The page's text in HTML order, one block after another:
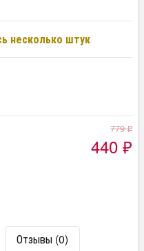
несколько штук
779₽
440 ₽
Отзывы (0)